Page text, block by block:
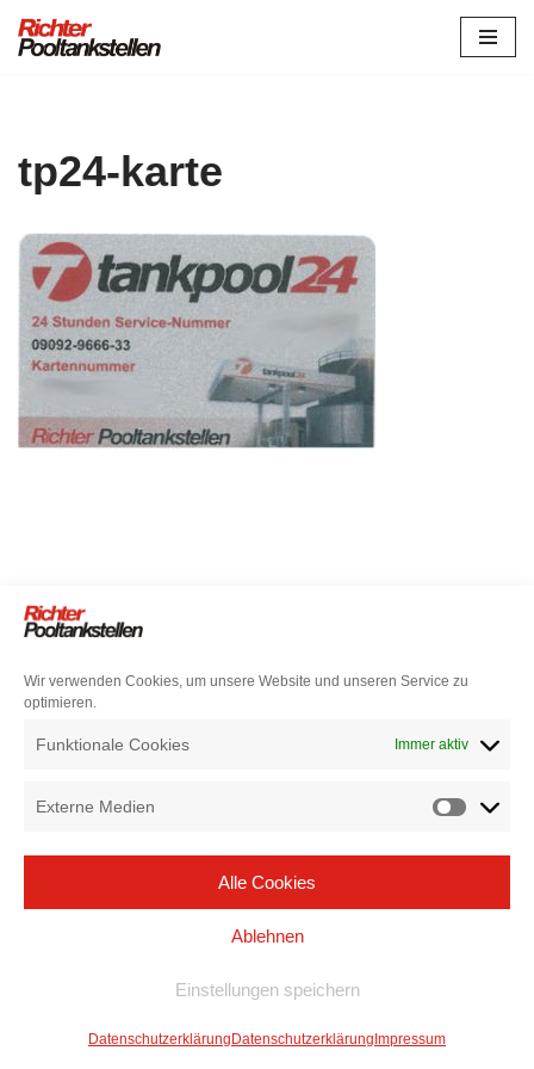
Wir verwenden Cookies, um unsere Website und unseren Service zu
optimieren.
Funktionale Cookies Immer aktiv
Externe Medien
Alle Cookies
Ablehnen
Einstellungen speichern
Datenschutzerklärung Datenschutzerklärung Impressum
Zum
tp24-karte
| Präsentiert vonWordPress